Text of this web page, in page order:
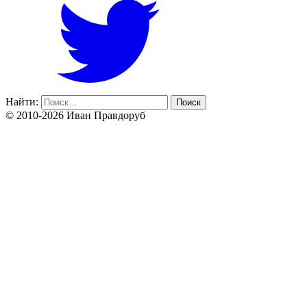
Найти:
© 2010-2026 Иван Правдоруб